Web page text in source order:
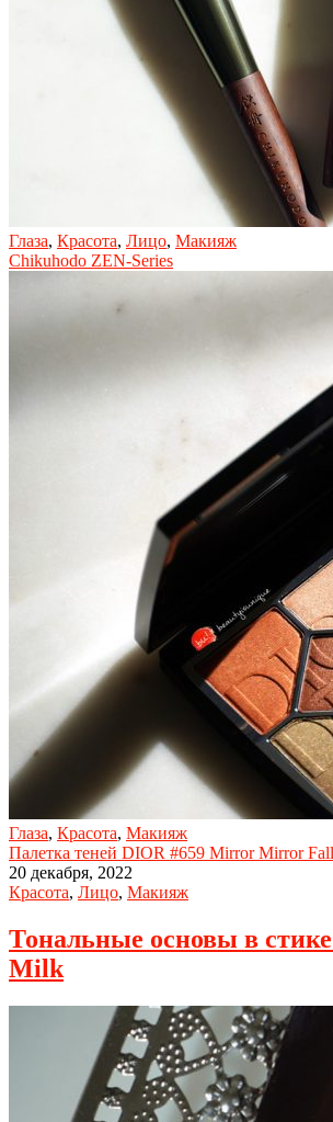
Глаза, Красота, Лицо, Макияж
Chikuhodo ZEN-Series
Глаза, Красота, Макияж
Палетка теней DIOR #659 Mirror Mirror
20 декабря, 2022
Красота, Лицо, Макияж
Тональные основы в
Milk